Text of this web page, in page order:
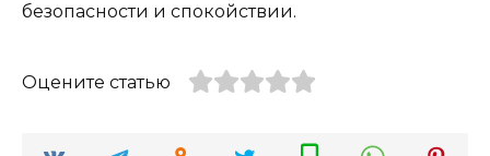
безопасности и спокойствии.
Оцените статью